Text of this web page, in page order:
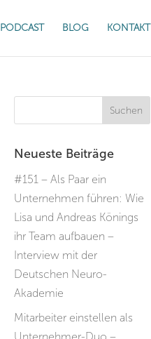
PODCAST BLOG KONTAKT
Neueste Beiträge
#151 – Als Paar ein
Unternehmen führen: Wie
Lisa und Andreas Könings
ihr Team aufbauen –
Interview mit der
Deutschen Neuro-
Akademie
Mitarbeiter einstellen als